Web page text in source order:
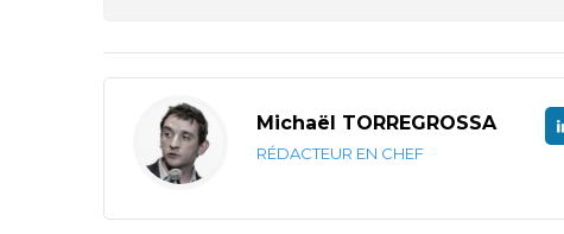
Michaël TORREGROSSA
RÉDACTEUR EN CHEF